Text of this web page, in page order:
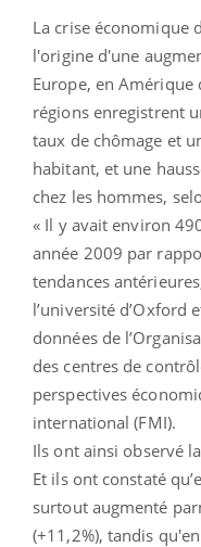
La crise économique
l'origine d'une
Europe, en Amérique
régions enregistrent
taux de chômage et
habitant, et une
chez les hommes,
« Il y avait environ
année 2009 par
tendances
l’université d’Oxford
données de
des centres de
perspectives
international (FMI).
Ils ont ainsi observé
Et ils ont constaté
surtout augmenté
(+11,2%), tandis